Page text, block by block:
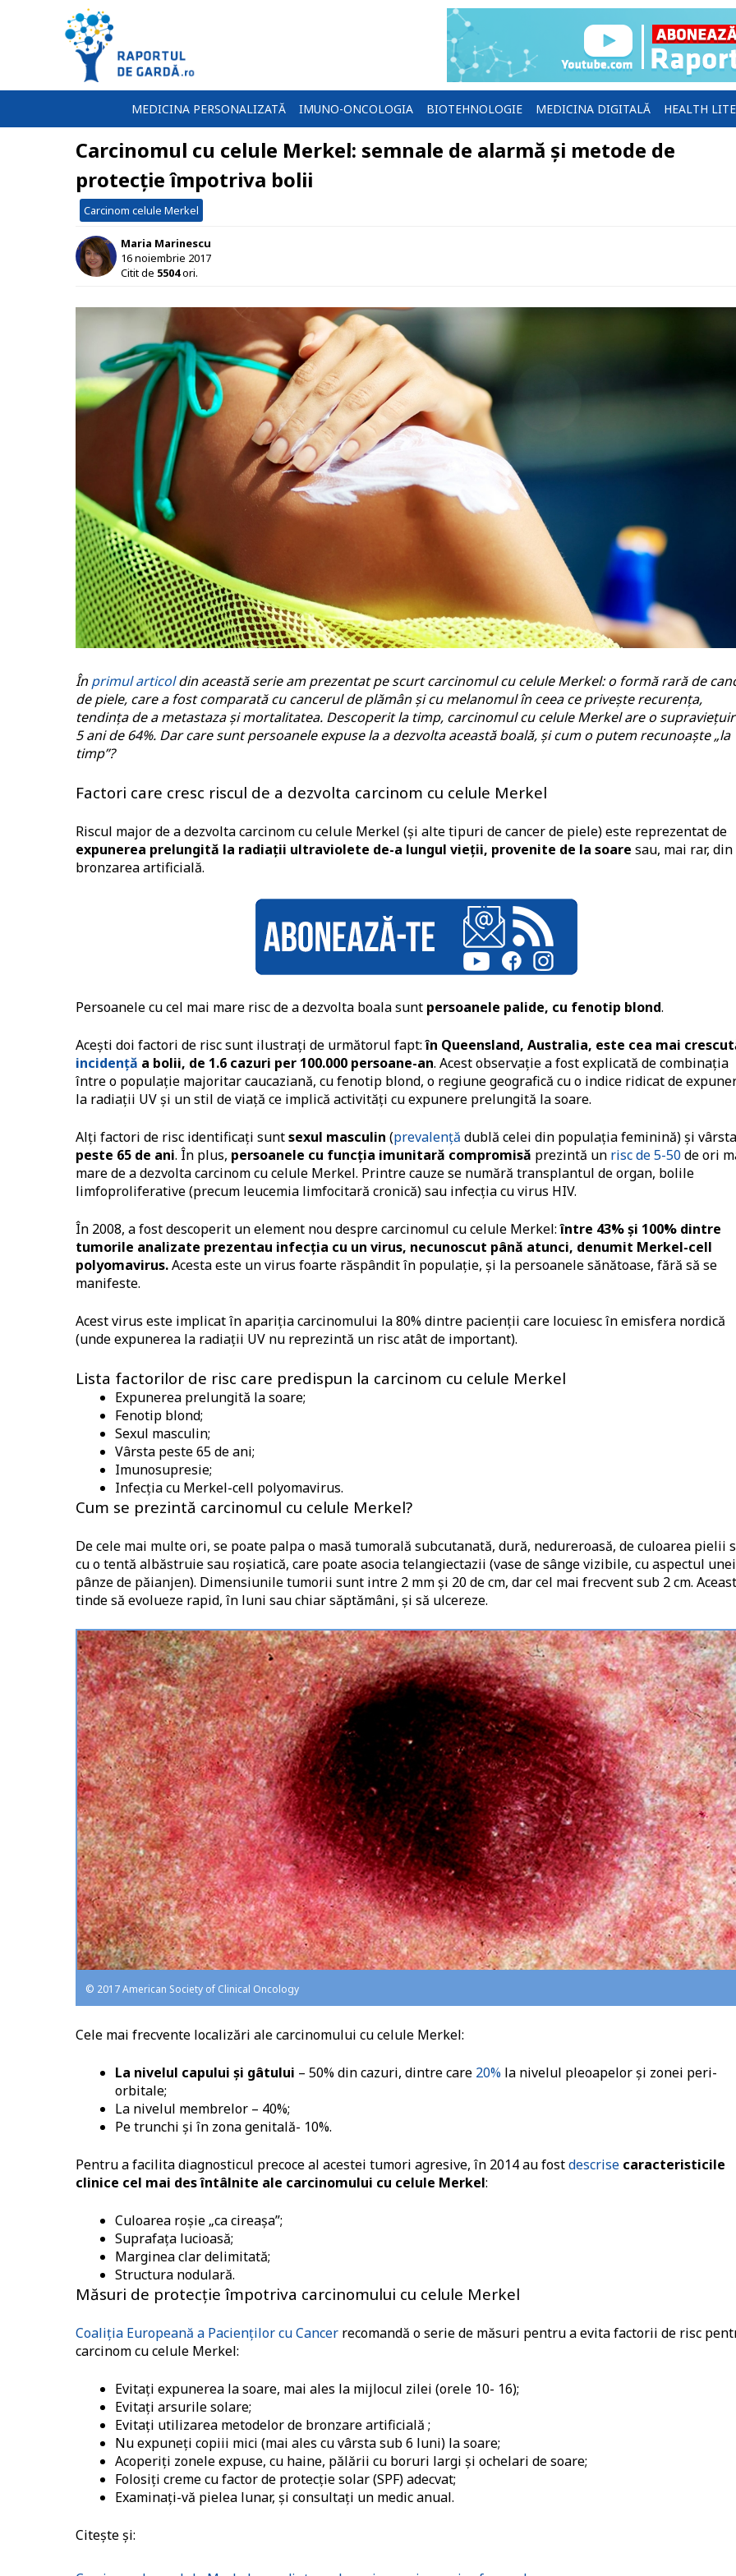
MEDICINA PERSONALIZATĂ IMUNO-ONCOLOGIA BIOTEHNOLOGIE MEDICINA DIGITALĂ HEALTH
Carcinomul cu celule Merkel: semnale de alarmă și metode de
protecție împotriva bolii
Carcinom celule Merkel
Maria Marinescu
16 noiembrie 2017
Citit de 5504ori.
Înprimul articoldin această serie am prezentat pe scurt carcinomul cu celule Merkel: o formă rară de
de piele, care a fost comparată cu cancerul de plămân și cu melanomul în ceea ce privește recurența,
tendința de a metastaza și mortalitatea. Descoperit la timp, carcinomul cu celule Merkel are o
5 ani de 64%. Dar care sunt persoanele expuse la a dezvolta această boală, și cum o putem recunoaște „la
timp”?
Factori care cresc riscul de a dezvolta carcinom cu celule Merkel
Riscul major de a dezvolta carcinom cu celule Merkel (și alte tipuri de cancer de piele) este reprezentat de
expunerea prelungită la radiații ultraviolete de-a lungul vieții, provenite de la soare sau, mai rar, din
bronzarea artificială.
Persoanele cu cel mai mare risc de a dezvolta boala sunt persoanele palide, cu fenotip blond.
Acești doi factori de risc sunt ilustrați de următorul fapt:în Queensland, Australia, este cea mai
incidență a bolii, de 1.6 cazuri per 100.000 persoane-an. Acest observație a fost explicată de combinația
între o populație majoritar caucaziană, cu fenotip blond, o regiune geografică cu o indice ridicat de
la radiații UV și un stil de viață ce implică activități cu expunere prelungită la soare.
Alți factori de risc identificați suntsexul masculin (prevalență dublă celei din populația feminină) și vârsta
peste 65 de ani. În plus, persoanele cu funcția imunitară compromisă prezintă un risc de 5-50de ori
mare de a dezvolta carcinom cu celule Merkel. Printre cauze se numără transplantul de organ, bolile
limfoproliferative (precum leucemia limfocitară cronică) sau infecția cu virus HIV.
În 2008, a fost descoperit un element nou despre carcinomul cu celule Merkel:între 43% și 100% dintre
tumorile analizate prezentau infecția cu un virus, necunoscut până atunci, denumit Merkel-cell
polyomavirus.Acesta este un virus foarte răspândit în populație, și la persoanele sănătoase, fără să se
manifeste.
Acest virus este implicat în apariția carcinomului la 80% dintre pacienții care locuiesc în emisfera nordică
(unde expunerea la radiații UV nu reprezintă un risc atât de important).
Lista factorilor de risc care predispun la carcinom cu celule Merkel
Expunerea prelungită la soare;
Fenotip blond;
Sexul masculin;
Vârsta peste 65 de ani;
Imunosupresie;
Infecția cu Merkel-cell polyomavirus.
Cum se prezintă carcinomul cu celule Merkel?
De cele mai multe ori, se poate palpa o masă tumorală subcutanată, dură, nedureroasă, de culoarea pielii
cu o tentă albăstruie sau roșiatică, care poate asocia telangiectazii (vase de sânge vizibile, cu aspectul unei
pânze de păianjen). Dimensiunile tumorii sunt intre 2 mm și 20 de cm, dar cel mai frecvent sub 2 cm.
tinde să evolueze rapid, în luni sau chiar săptămâni, și să ulcereze.
© 2017 American Society of Clinical Oncology
Cele mai frecvente localizări ale carcinomului cu celule Merkel:
La nivelul capului și gâtului – 50% din cazuri, dintre care 20% la nivelul pleoapelor și zonei peri-
orbitale;
La nivelul membrelor – 40%;
Pe trunchi și în zona genitală- 10%.
Pentru a facilita diagnosticul precoce al acestei tumori agresive, în 2014 au fostdescrise caracteristicile
clinice cel mai des întâlnite ale carcinomului cu celule Merkel:
Culoarea roșie „ca cireașa”;
Suprafața lucioasă;
Marginea clar delimitată;
Structura nodulară.
Măsuri de protecție împotriva carcinomului cu celule Merkel
Coaliția Europeană a Pacienților cu Cancer recomandă o serie de măsuri pentru a evita factorii de risc
carcinom cu celule Merkel:
Evitați expunerea la soare, mai ales la mijlocul zilei (orele 10- 16);
Evitați arsurile solare;
Evitați utilizarea metodelor de bronzare artificială ;
Nu expuneți copiii mici (mai ales cu vârsta sub 6 luni) la soare;
Acoperiți zonele expuse, cu haine, pălării cu boruri largi și ochelari de soare;
Folosiți creme cu factor de protecție solar (SPF) adecvat;
Examinați-vă pielea lunar, și consultați un medic anual.
Citește și: